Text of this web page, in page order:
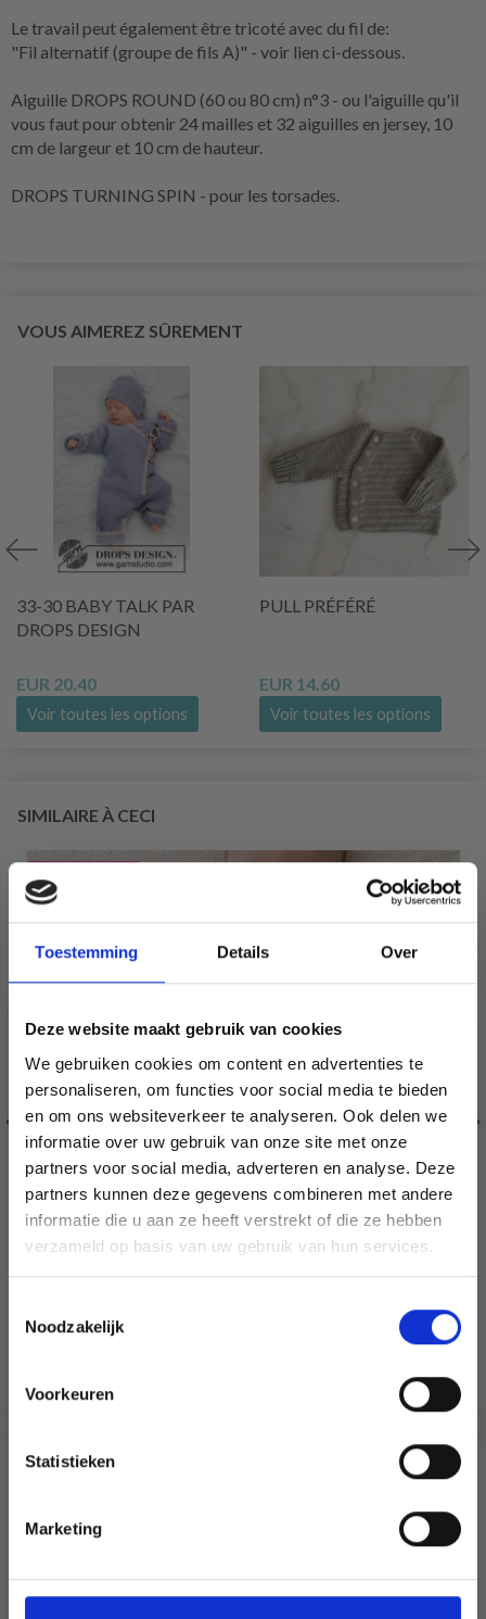
Toestemming Details Over
Deze website maakt gebruik van cookies
We gebruiken cookies om content en advertenties te
personaliseren, om functies voor social media te bieden
en om ons websiteverkeer te analyseren. Ook delen we
informatie over uw gebruik van onze site met onze
partners voor social media, adverteren en analyse. Deze
partners kunnen deze gegevens combineren met andere
informatie die u aan ze heeft verstrekt of die ze hebben
verzameld op basis van uw gebruik van hun services.
Noodzakelijk
Voorkeuren
Statistieken
Marketing
Le travail peut également être tricoté avec du fil de:
"Fil alternatif (groupe de fils A)" - voir lien ci-dessous.
Aiguille DROPS ROUND (60 ou 80 cm) n°3 - ou l'aiguille qu'il
vous faut pour obtenir 24 mailles et 32 aiguilles en jersey, 10
cm de largeur et 10 cm de hauteur.
DROPS TURNING SPIN - pour les torsades.
VOUS AIMEREZ SÛREMENT
33-30 BABY TALK PAR
DROPS DESIGN
EUR 20.40
Voir toutes les options
PULL PRÉFÉRÉ
EUR 14.60
Voir toutes les options
SIMILAIRE À CECI
36-4 APRÈS-MIDI PLAYDATE PAR DROPS DESIGN
D'AUTRES ONT ÉGALEMENT
Économisez jusqu'à 50 %
Soyez le premier à connaître nos soldes et
Wil je liever nieuws ontvangen over onze
Nederlands?